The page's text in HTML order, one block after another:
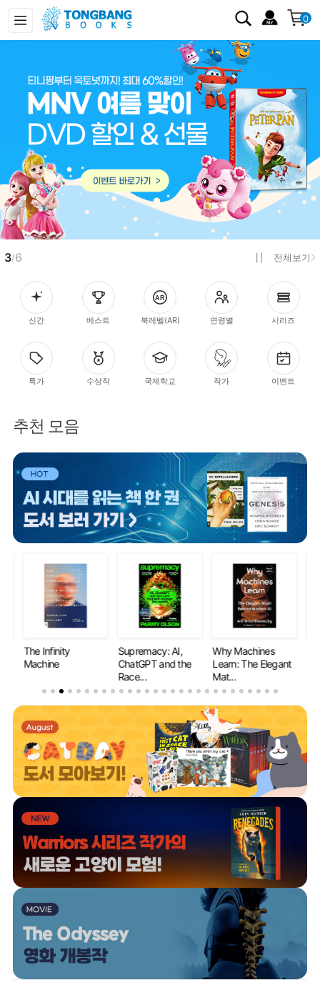
0
3/6 전체보기
신간 베스트 북레벨(AR) 연령별 시리즈
특가 수상작 국제학교 작가 이벤트
추천 모음
The Infinity
Machine
Supremacy: AI,
ChatGPT and the
Race...
Why Machines
Learn: The Elegant
Mat...